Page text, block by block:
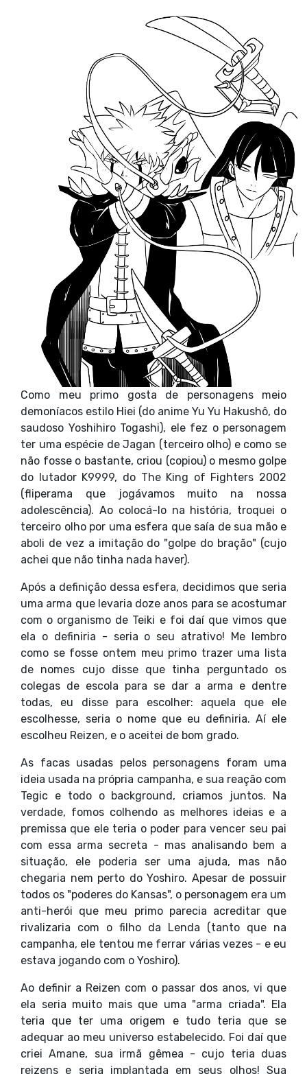
Como meu primo gosta de personagens meio
demoníacos estilo Hiei (do anime Yu Yu Hakushô, do
saudoso Yoshihiro Togashi), ele fez o personagem
ter uma espécie de Jagan (terceiro olho) e como se
não fosse o bastante, criou (copiou) o mesmo golpe
do lutador K9999, do The King of Fighters 2002
(fliperama que jogávamos muito na nossa
adolescência). Ao colocá-lo na história, troquei o
terceiro olho por uma esfera que saía de sua mão e
aboli de vez a imitação do "golpe do bração" (cujo
achei que não tinha nada haver).
Após a definição dessa esfera, decidimos que seria
uma arma que levaria doze anos para se acostumar
com o organismo de Teiki e foi daí que vimos que
ela o definiria - seria o seu atrativo! Me lembro
como se fosse ontem meu primo trazer uma lista
de nomes cujo disse que tinha perguntado os
colegas de escola para se dar a arma e dentre
todas, eu disse para escolher: aquela que ele
escolhesse, seria o nome que eu definiria. Aí ele
escolheu Reizen, e o aceitei de bom grado.
As facas usadas pelos personagens foram uma
ideia usada na própria campanha, e sua reação com
Tegic e todo o background, criamos juntos. Na
verdade, fomos colhendo as melhores ideias e a
premissa que ele teria o poder para vencer seu pai
com essa arma secreta - mas analisando bem a
situação, ele poderia ser uma ajuda, mas não
chegaria nem perto do Yoshiro. Apesar de possuir
todos os "poderes do Kansas", o personagem era um
anti-herói que meu primo parecia acreditar que
rivalizaria com o filho da Lenda (tanto que na
campanha, ele tentou me ferrar várias vezes - e eu
estava jogando com o Yoshiro).
Ao definir a Reizen com o passar dos anos, vi que
ela seria muito mais que uma "arma criada". Ela
teria que ter uma origem e tudo teria que se
adequar ao meu universo estabelecido. Foi daí que
criei Amane, sua irmã gêmea - cujo teria duas
reizens e seria implantada em seus olhos! Sua